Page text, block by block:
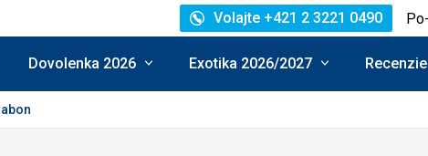
Volajte +421 2 3221 0490
Dovolenka 2026 Exotika 2026/2027